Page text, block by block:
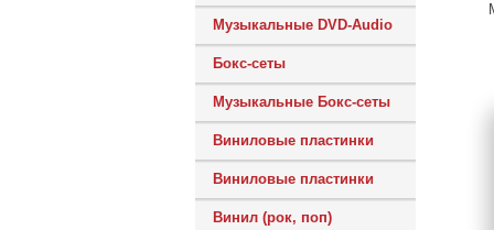
Музыкальные DVD-Audio
Бокс-сеты
Музыкальные Бокс-сеты
Виниловые пластинки
Виниловые пластинки
Винил (рок, поп)